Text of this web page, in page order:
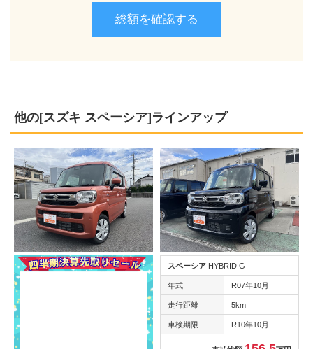
他の[スズキ スペーシア]ラインアップ
スペーシア HYBRID G
年式 R07年10月
走行距離 5km
車検期限 R10年10月